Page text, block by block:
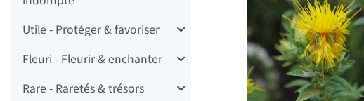
Utile - Protéger & favoriser
Fleuri - Fleurir & enchanter
Rare - Raretés & trésors